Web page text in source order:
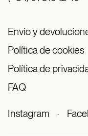
Envío y
Política de cookies
Política de
FAQ
Instagram ·